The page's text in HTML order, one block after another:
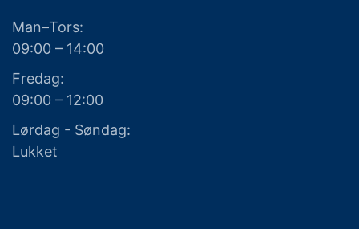
Man–Tors:
09:00 – 14:00
Fredag:
09:00 – 12:00
Lørdag - Søndag:
Lukket